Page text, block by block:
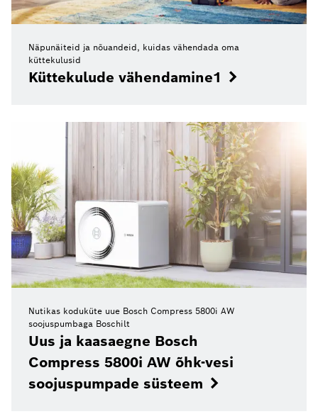
Näpunäiteid ja nõuandeid, kuidas vähendada oma
küttekulusid
Küttekulude vähendamine1
Nutikas koduküte uue Bosch Compress 5800i AW
soojuspumbaga Boschilt
Uus ja kaasaegne Bosch
Compress 5800i AW õhk-vesi
soojuspumpade süsteem